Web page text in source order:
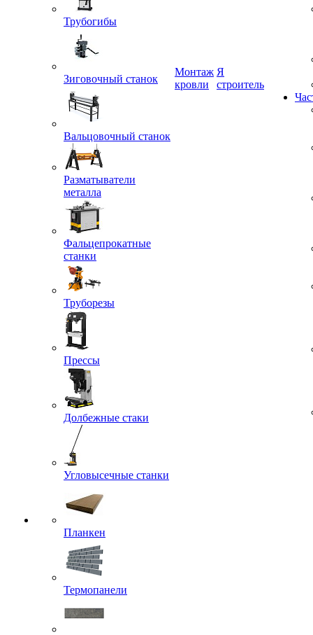
Трубогибы
Зиговочный станок
Вальцовочный станок
Разматыватели
металла
Фальцепрокатные
станки
Труборезы
Прессы
Долбежные стаки
Угловысечные станки
Планкен
Термопанели
кровли
строитель